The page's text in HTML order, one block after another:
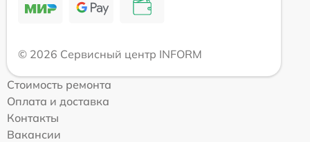
© 2026 Сервисный центр INFORM
Стоимость ремонта
Оплата и доставка
Контакты
Вакансии